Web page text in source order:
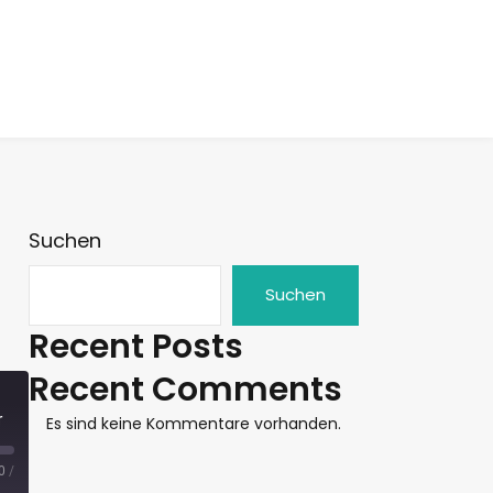
/
Suchen
Suchen
Recent Posts
Recent Comments
Es sind keine Kommentare vorhanden.